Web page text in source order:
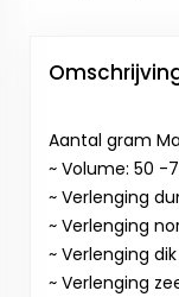
Aantal gram
~ Volume: 50 -
~ Verlenging
~ Verlenging
~ Verlenging
~ Verlenging